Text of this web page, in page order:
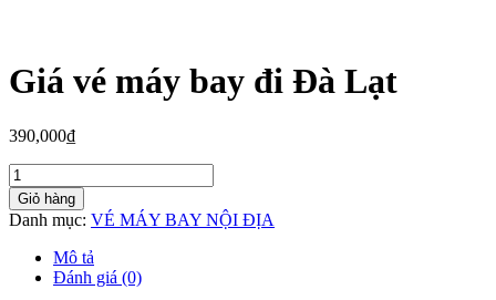
Giá vé máy bay đi Đà Lạt
390,000₫
Giá
vé
máy
bay
Giỏ hàng
Danh mục: VÉ MÁY BAY NỘI ĐỊA
Mô tả
Đánh giá (0)